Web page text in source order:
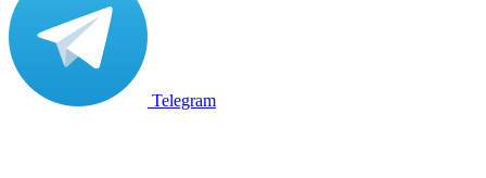
Telegram